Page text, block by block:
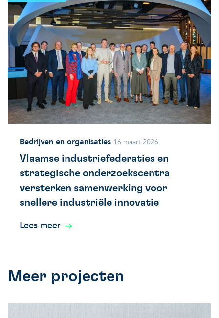
Bedrijven en organisaties 16 maart 2026
Vlaamse industriefederaties en
strategische onderzoekscentra
versterken samenwerking voor
snellere industriële innovatie
Lees meer
Meer projecten